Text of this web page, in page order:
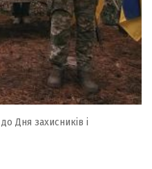
Дня захисників і